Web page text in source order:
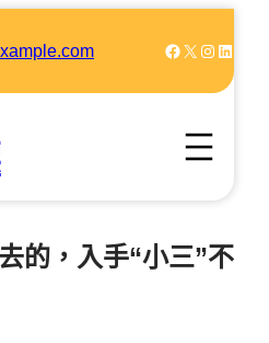
Facebook X Instagram LinkedIn
的，入手“小三”不